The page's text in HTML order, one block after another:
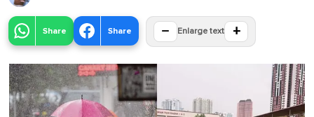
Share Share − Enlarge text +